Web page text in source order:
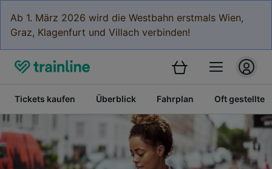
Ab 1. März 2026 wird die Westbahn erstmals Wien,
Graz, Klagenfurt und Villach verbinden!
Tickets kaufen Überblick Fahrplan Oft gestellte